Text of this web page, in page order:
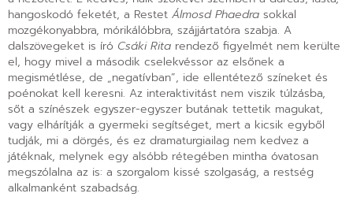
hangoskodó feketét, a Restet Álmosd Phaedra sokkal
mozgékonyabbra, mórikálóbbra, szájjártatóra szabja. A
dalszövegeket is író Csáki Rita rendező figyelmét nem kerülte
el, hogy mivel a második cselekvéssor az elsőnek a
megismétlése, de „negatívban”, ide ellentétező színeket és
poénokat kell keresni. Az interaktivitást nem viszik túlzásba,
sőt a színészek egyszer-egyszer butának tettetik magukat,
vagy elhárítják a gyermeki segítséget, mert a kicsik egyből
tudják, mi a dörgés, és ez dramaturgiailag nem kedvez a
játéknak, melynek egy alsóbb rétegében mintha óvatosan
megszólalna az is: a szorgalom kissé szolgaság, a restség
alkalmanként szabadság.